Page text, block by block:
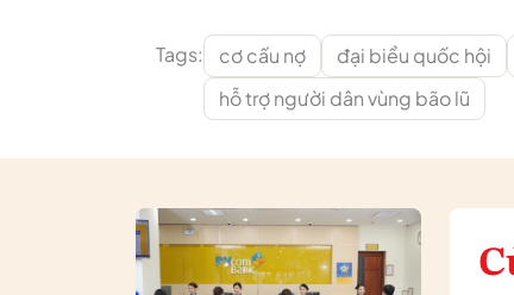
Tags: cơ cấu nợ đại biểu quốc hội
hỗ trợ người dân vùng bão lũ